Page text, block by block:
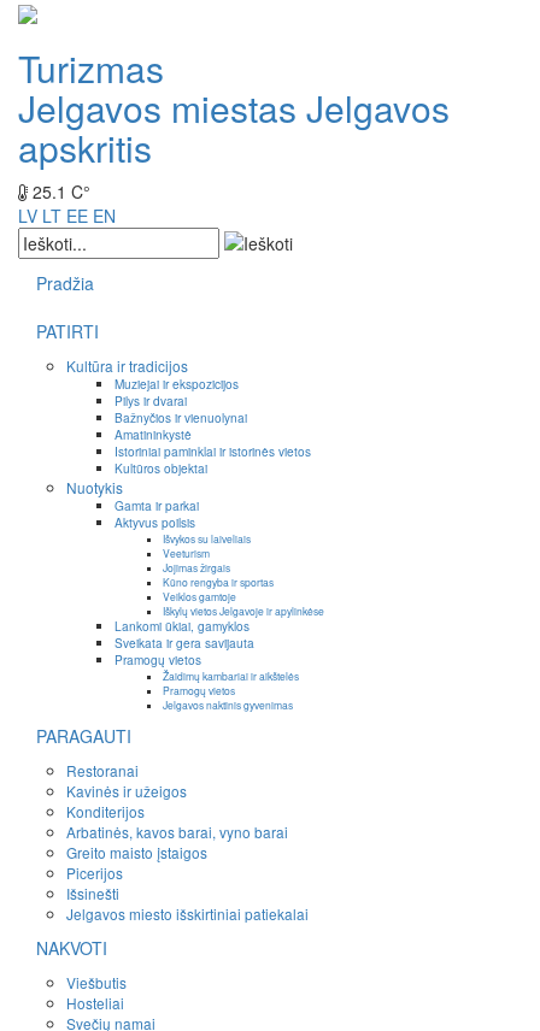
Turizmas
Jelgavos miestas Jelgavos
apskritis
25.1 C°
LV LT EE EN
Pradžia
PATIRTI
Kultūra ir tradicijos
Muziejai ir ekspozicijos
Pilys ir dvarai
Bažnyčios ir vienuolynai
Amatininkystė
Istoriniai paminklai ir istorinės vietos
Kultūros objektai
Nuotykis
Gamta ir parkai
Aktyvus poilsis
Išvykos su laiveliais
Veeturism
Jojimas žirgais
Kūno rengyba ir sportas
Veiklos gamtoje
Iškylų vietos Jelgavoje ir apylinkėse
Lankomi ūkiai, gamyklos
Sveikata ir gera savijauta
Pramogų vietos
Žaidimų kambariai ir aikštelės
Pramogų vietos
Jelgavos naktinis gyvenimas
PARAGAUTI
Restoranai
Kavinės ir užeigos
Konditerijos
Arbatinės, kavos barai, vyno barai
Greito maisto įstaigos
Picerijos
Išsinešti
Jelgavos miesto išskirtiniai patiekalai
NAKVOTI
Viešbutis
Hosteliai
Svečių namai